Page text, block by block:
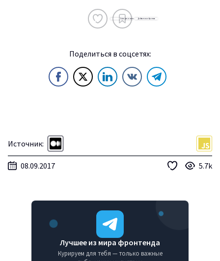
Поделиться в соцсетях:
Источник:
08.09.2017 5.7k
Лучшее из мира фронтенда
Курируем для тебя — только важные